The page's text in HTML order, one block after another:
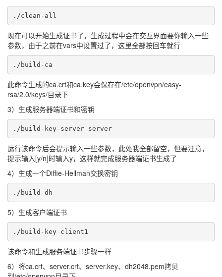
./clean-all
现在可以开始生成证书了，生成过程中会在交互界面要你输入一些
参数，由于之前在vars中设置过了，这里全部按回车就行
./build-ca
此命令生成的ca.crt和ca.key会保存在/etc/openvpn/easy-
rsa/2.0/keys/目录下
3）生成服务器端证书和密钥
./build-key-server server
运行该命令后会提示输入一些参数，此处我全部留空，但要注意，
提示输入[y/n]时输入y，这样就完成服务器端证书生成了
4）生成一个Diffie-Hellman交换密钥
./build-dh
5）生成客户端证书
./build-key client1
该命令和生成服务端证书步骤一样
6）将ca.crt、server.crt、server.key、dh2048.pem拷贝